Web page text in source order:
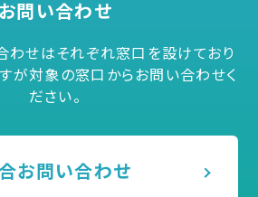
お問い合わせ
わせはそれぞれ窓口を設けており
が対象の窓口からお問い合わせく
ださい。
お問い合わせ